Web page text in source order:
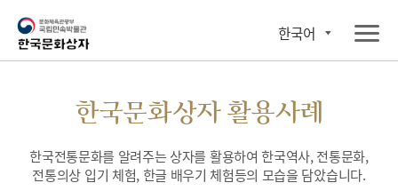
한국어
한국문화상자 활용사례
한국전통문화를 알려주는 상자를 활용하여 한국역사, 전통문화,
전통의상 입기 체험, 한글 배우기 체험등의 모습을 담았습니다.